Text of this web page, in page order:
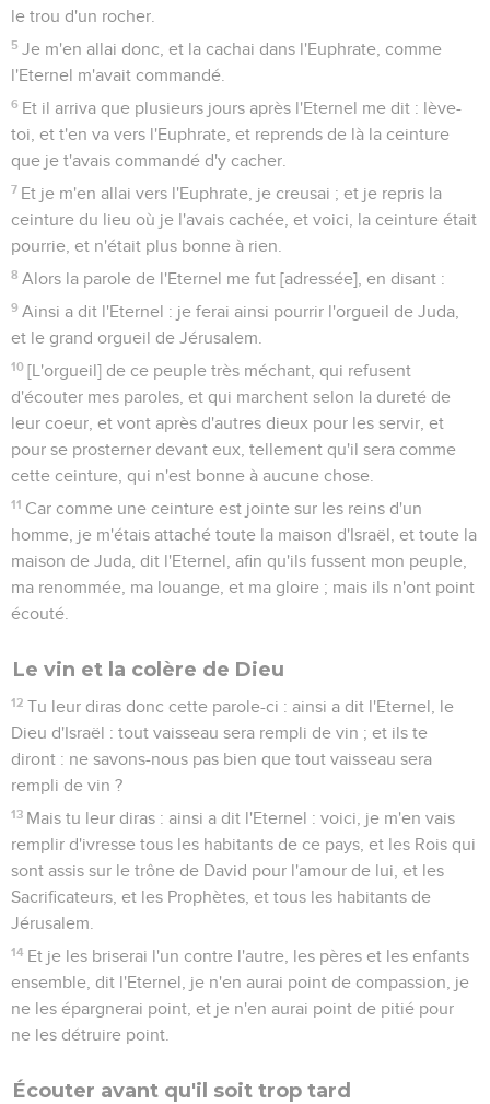
le trou d'un rocher.
5 Je m'en allai donc, et la cachai dans l'Euphrate, comme
l'Eternel m'avait commandé.
6 Et il arriva que plusieurs jours après l'Eternel me dit : lève-
toi, et t'en va vers l'Euphrate, et reprends de là la ceinture
que je t'avais commandé d'y cacher.
7 Et je m'en allai vers l'Euphrate, je creusai ; et je repris la
ceinture du lieu où je l'avais cachée, et voici, la ceinture était
pourrie, et n'était plus bonne à rien.
8 Alors la parole de l'Eternel me fut [adressée], en disant :
9 Ainsi a dit l'Eternel : je ferai ainsi pourrir l'orgueil de Juda,
et le grand orgueil de Jérusalem.
10 [L'orgueil] de ce peuple très méchant, qui refusent
d'écouter mes paroles, et qui marchent selon la dureté de
leur coeur, et vont après d'autres dieux pour les servir, et
pour se prosterner devant eux, tellement qu'il sera comme
cette ceinture, qui n'est bonne à aucune chose.
11 Car comme une ceinture est jointe sur les reins d'un
homme, je m'étais attaché toute la maison d'Israël, et toute la
maison de Juda, dit l'Eternel, afin qu'ils fussent mon peuple,
ma renommée, ma louange, et ma gloire ; mais ils n'ont point
écouté.
Le vin et la colère de Dieu
12 Tu leur diras donc cette parole-ci : ainsi a dit l'Eternel, le
Dieu d'Israël : tout vaisseau sera rempli de vin ; et ils te
diront : ne savons-nous pas bien que tout vaisseau sera
rempli de vin ?
13 Mais tu leur diras : ainsi a dit l'Eternel : voici, je m'en vais
remplir d'ivresse tous les habitants de ce pays, et les Rois qui
sont assis sur le trône de David pour l'amour de lui, et les
Sacrificateurs, et les Prophètes, et tous les habitants de
Jérusalem.
14 Et je les briserai l'un contre l'autre, les pères et les enfants
ensemble, dit l'Eternel, je n'en aurai point de compassion, je
ne les épargnerai point, et je n'en aurai point de pitié pour
ne les détruire point.
Écouter avant qu'il soit trop tard